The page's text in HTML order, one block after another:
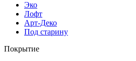
Эко
Лофт
Арт-Деко
Под старину
Покрытие